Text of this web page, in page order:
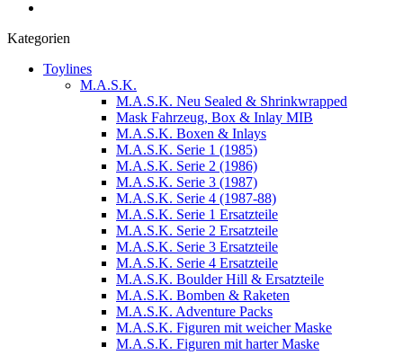
Kategorien
Toylines
M.A.S.K.
M.A.S.K. Neu Sealed & Shrinkwrapped
Mask Fahrzeug, Box & Inlay MIB
M.A.S.K. Boxen & Inlays
M.A.S.K. Serie 1 (1985)
M.A.S.K. Serie 2 (1986)
M.A.S.K. Serie 3 (1987)
M.A.S.K. Serie 4 (1987-88)
M.A.S.K. Serie 1 Ersatzteile
M.A.S.K. Serie 2 Ersatzteile
M.A.S.K. Serie 3 Ersatzteile
M.A.S.K. Serie 4 Ersatzteile
M.A.S.K. Boulder Hill & Ersatzteile
M.A.S.K. Bomben & Raketen
M.A.S.K. Adventure Packs
M.A.S.K. Figuren mit weicher Maske
M.A.S.K. Figuren mit harter Maske